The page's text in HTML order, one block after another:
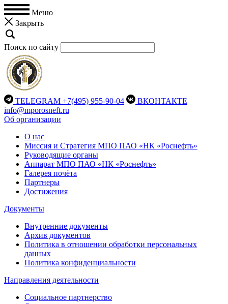
Меню
Закрыть
Поиск по сайту
TELEGRAM +7(495) 955-90-04
ВКОНТАКТЕ
info@mporosneft.ru
Об организации
О нас
Миссия и Стратегия МПО ПАО «НК «Роснефть»
Руководящие органы
Аппарат МПО ПАО «НК «Роснефть»
Галерея почёта
Партнеры
Достижения
Документы
Внутренние документы
Архив документов
Политика в отношении обработки персональных
данных
Политика конфиденциальности
Направления деятельности
Социальное партнерство